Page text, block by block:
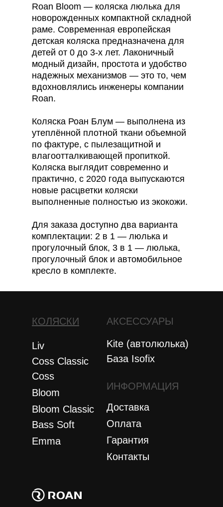
Roan Bloom — коляска люлька для
новорожденных компактной складной
раме. Современная европейская
детская коляска предназначена для
детей от 0 до 3-х лет. Лаконичный
модный дизайн, простота и удобство
надежных механизмов — это то, чем
вдохновлялись инженеры компании
Roan.
Коляска Роан Блум — выполнена из
утеплённой плотной ткани объемной
по фактуре, с пылезащитной и
влагоотталкивающей пропиткой.
Коляска выглядит современно и
практично, c 2020 года выпускаются
новые расцветки коляски
выполненные полностью из экокожи.
Для заказа доступно два варианта
комплектации: 2 в 1 — люлька и
прогулочный блок, 3 в 1 — люлька,
прогулочный блок и автомобильное
кресло в комплекте.
КОЛЯСКИ АКСЕССУАРЫ
ИНФОРМАЦИЯ
Coss Classic
Kite (автолюлька)
Coss
Доставка
База Isofix
Bloom
Оплата
Bloom Сlassic
Гарантия
Liv
Контакты
Bass Soft
Emma